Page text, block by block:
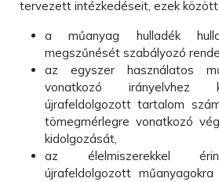
tervezett intézkedéseit, ezek között
a műanyag hulladék
megszűnését szabályozó
az egyszer használatos
vonatkozó irányelvhez
újrafeldolgozott tartalom
tömegmérlegre vonatkozó
kidolgozását,
az élelmiszerekkel
újrafeldolgozott